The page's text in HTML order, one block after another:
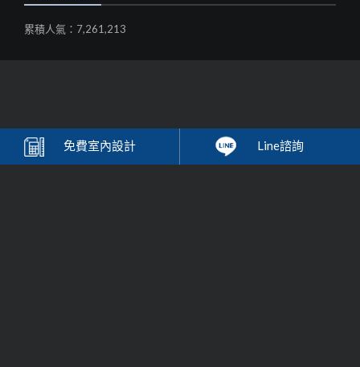
免費室內設計 Line諮詢
累積人氣：7,261,213